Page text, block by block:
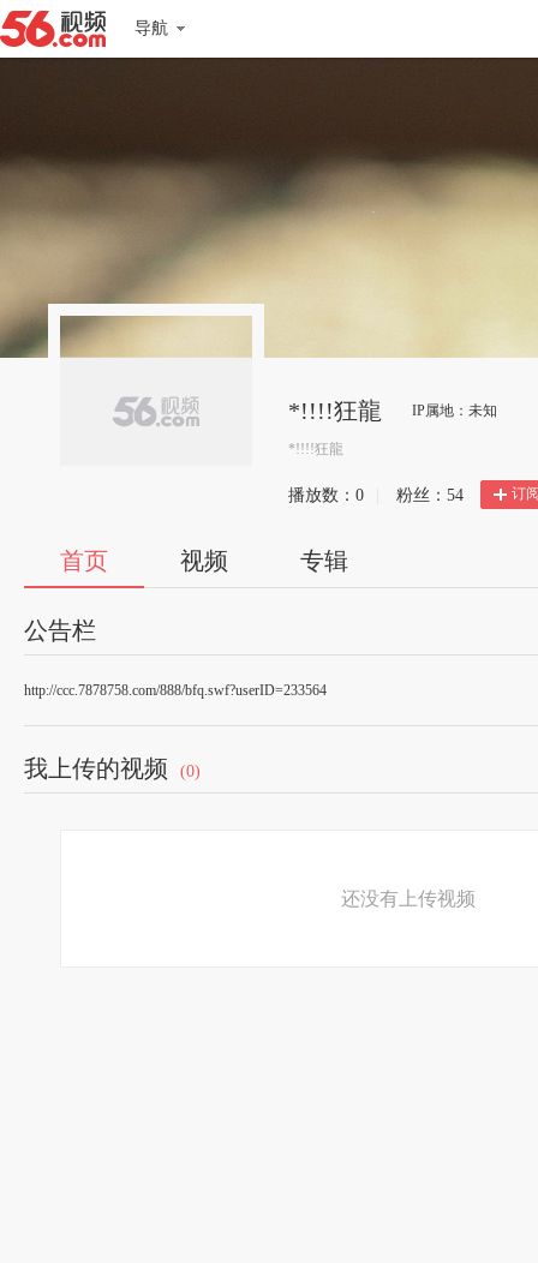
导航
*!!!!狂龍 IP属地：未知
*!!!!狂龍
播放数： 0 粉丝： 54 订
首页 视频 专辑
公告栏
http://ccc.7878758.com/888/bfq.swf?userID=233564
我上传的视频 (0)
还没有上传视频